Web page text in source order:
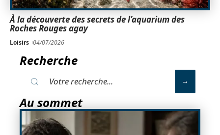
À la découverte des secrets de l’aquarium des
Roches Rouges agay
Loisirs 04/07/2026
Recherche
Au sommet